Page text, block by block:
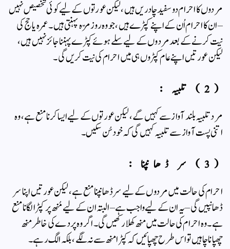
مردوں کا احرام دو سفید چادریں ہیں ، لیکن عورتوں کے لیے کوئی تخصیص نہیں
– ان کا احرام اُن کے اپنے کپڑے ہیں ، جو وہ روز مرّہ پہنتی ہیں ۔ عمرہ یا حج کی
نیت کرنے کے بعد مردوں کے لیے سلے ہوئے کپڑے پہننا جائز نہیں ہیں ،
لیکن عورتیں اپنے عام کپڑوں ہی میں احرام کی نیت کریں گی ۔
(2) تلبیہ :
مرد تلبیہ بلند آواز سے کہیں گے ، لیکن عورتوں کے لیے ایسا کرنا منع ہے ، وہ
اتنی پست آواز سے تلبیہ کہیں گی کہ خود سُن سکیں ۔
(3) سر ڈھانپنا :
احرام کی حالت میں مردوں کے لیے سر ڈھانپنا منع ہے ، لیکن عورتیں اپنا سر
ڈھانپیں گی – یہ ان کے لیے واجب ہے – البتہ ان کے لیے مُنھ پر کپڑا لگانا منع
ہے ۔ وہ احرام کی حالت میں منھ کھلا رکھیں گی ۔ اگر وہ پردے کی خاطر منھ
چھپانا چاہیں تو اس طرح چھپائیں کہ کپڑا منھ سے نہ لگے ، بلکہ الگ رہے ۔